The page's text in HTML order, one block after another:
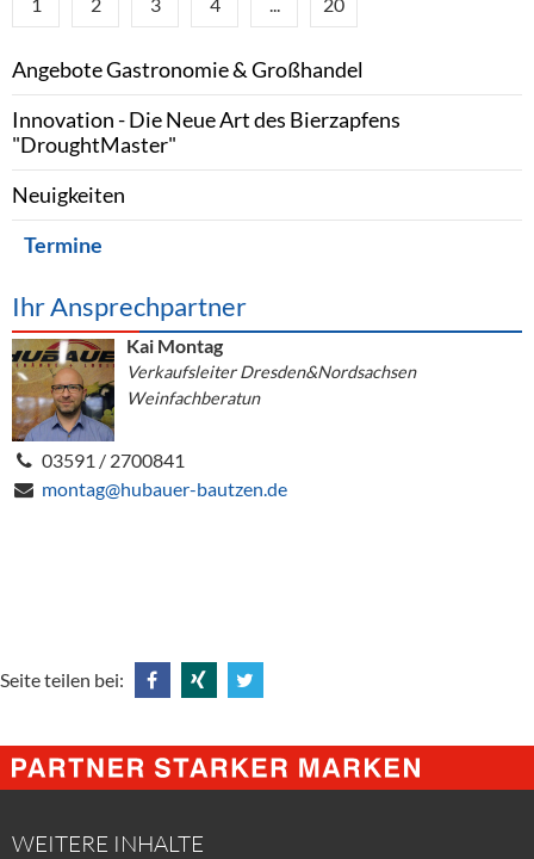
Angebote Gastronomie & Großhandel
Innovation - Die Neue Art des Bierzapfens
"DroughtMaster"
Neuigkeiten
Termine
Ihr Ansprechpartner
Kai Montag
Verkaufsleiter Dresden&Nordsachsen
Weinfachberatun
03591 / 2700841
montag@hubauer-bautzen.de
Seite teilen bei:
@
Facebook
@
Xing
@
Twitter
WEITERE INHALTE